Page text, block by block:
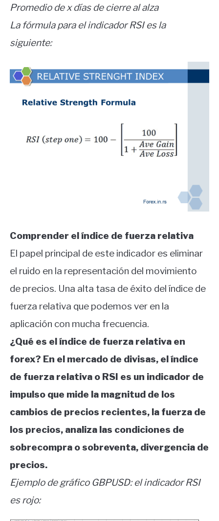
Promedio de x días de cierre al alza
La fórmula para el indicador RSI es la
siguiente:
Comprender el índice de fuerza relativa
El papel principal de este indicador es eliminar
el ruido en la representación del movimiento
de precios. Una alta tasa de éxito del índice de
fuerza relativa que podemos ver en la
aplicación con mucha frecuencia.
¿Qué es el índice de fuerza relativa en
forex? En el mercado de divisas, el índice
de fuerza relativa o RSI es un indicador de
impulso que mide la magnitud de los
cambios de precios recientes, la fuerza de
los precios, analiza las condiciones de
sobrecompra o sobreventa, divergencia de
precios.
Ejemplo de gráfico GBPUSD: el indicador RSI
es rojo: